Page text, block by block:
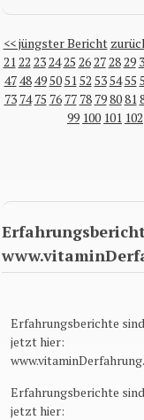
<< jüngster Bericht
2122 232425 26272829
474849505152 535455
73 74 75 76 77 78 798081
99 100 101 102
Erfahrungsberichte sind
jetzt hier:
Erfahrungsberichte sind
jetzt hier: